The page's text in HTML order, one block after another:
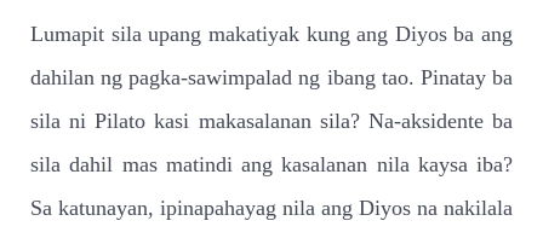
Lumapit sila upang makatiyak kung ang Diyos ba ang
dahilan ng pagka-sawimpalad ng ibang tao. Pinatay ba
sila ni Pilato kasi makasalanan sila? Na-aksidente ba
sila dahil mas matindi ang kasalanan nila kaysa iba?
Sa katunayan, ipinapahayag nila ang Diyos na nakilala